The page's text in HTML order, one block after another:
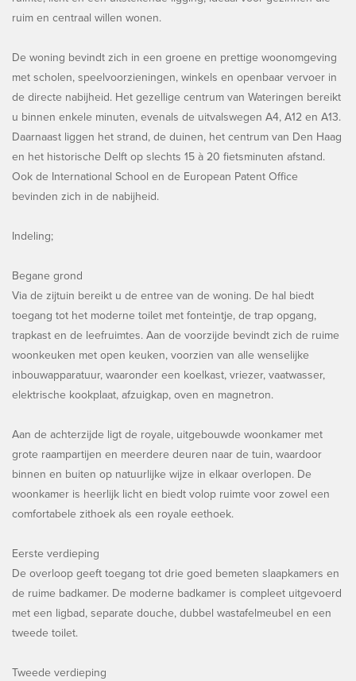
ruim en centraal willen wonen.
De woning bevindt zich in een groene en prettige woonomgeving
met scholen, speelvoorzieningen, winkels en openbaar vervoer in
de directe nabijheid. Het gezellige centrum van Wateringen bereikt
u binnen enkele minuten, evenals de uitvalswegen A4, A12 en A13.
Daarnaast liggen het strand, de duinen, het centrum van Den Haag
en het historische Delft op slechts 15 à 20 fietsminuten afstand.
Ook de International School en de European Patent Office
bevinden zich in de nabijheid.
Indeling;
Begane grond
Via de zijtuin bereikt u de entree van de woning. De hal biedt
toegang tot het moderne toilet met fonteintje, de trap opgang,
trapkast en de leefruimtes. Aan de voorzijde bevindt zich de ruime
woonkeuken met open keuken, voorzien van alle wenselijke
inbouwapparatuur, waaronder een koelkast, vriezer, vaatwasser,
elektrische kookplaat, afzuigkap, oven en magnetron.
Aan de achterzijde ligt de royale, uitgebouwde woonkamer met
grote raampartijen en meerdere deuren naar de tuin, waardoor
binnen en buiten op natuurlijke wijze in elkaar overlopen. De
woonkamer is heerlijk licht en biedt volop ruimte voor zowel een
comfortabele zithoek als een royale eethoek.
Eerste verdieping
De overloop geeft toegang tot drie goed bemeten slaapkamers en
de ruime badkamer. De moderne badkamer is compleet uitgevoerd
met een ligbad, separate douche, dubbel wastafelmeubel en een
tweede toilet.
Tweede verdieping